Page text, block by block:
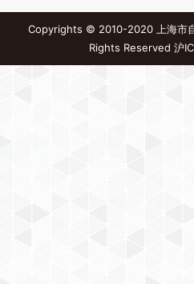
Copyrights © 2010-2020 上海市
Rights Reserved 沪